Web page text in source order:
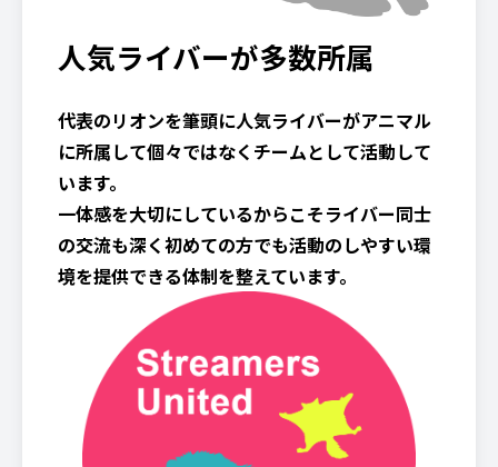
人気ライバーが多数所属
代表のリオンを筆頭に人気ライバーがアニマル
に所属して個々ではなくチームとして活動して
います。
一体感を大切にしているからこそライバー同士
の交流も深く初めての方でも活動のしやすい環
境を提供できる体制を整えています。